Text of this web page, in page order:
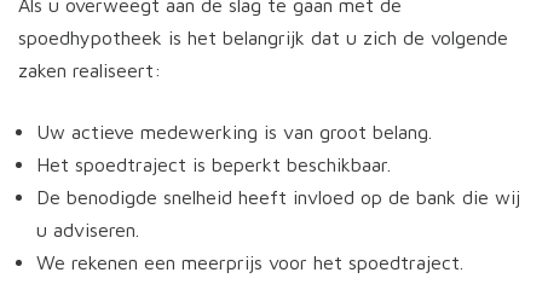
Als u overweegt aan de slag te gaan met de
spoedhypotheek is het belangrijk dat u zich de volgende
zaken realiseert:
Uw actieve medewerking is van groot belang.
Het spoedtraject is beperkt beschikbaar.
De benodigde snelheid heeft invloed op de bank die wij
u adviseren.
We rekenen een meerprijs voor het spoedtraject.